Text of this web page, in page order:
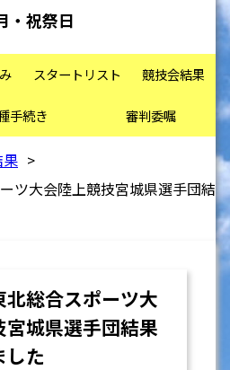
・祝祭日
スタートリスト 競技会結果
手続き 審判委嘱
果 >
ツ大会陸上競技宮城県選手団結
北総合スポーツ大
宮城県選手団結果
した